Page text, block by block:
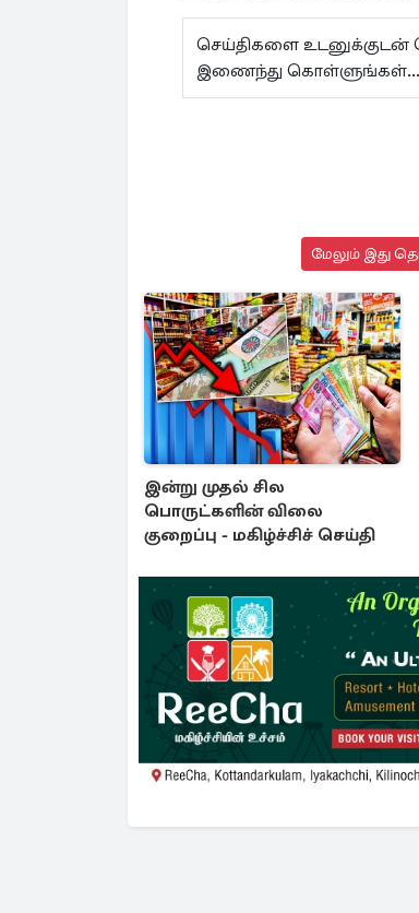
செய்திகளை உடனுக்குடன்
இணைந்து
மேலும் இது
இன்று முதல் சில
பொருட்களின் விலை
குறைப்பு - மகிழ்ச்சிச் செய்தி